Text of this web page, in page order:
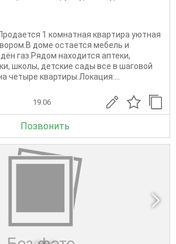
1 комнатная квapтиpa уютная
доме остается мебель и
гaз.Рядом нaxодится аптеки,
школы, детские сады все в шаговой
четыре квaртиры.Локация:...
19.06
Позвонить